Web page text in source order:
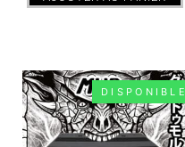
DISPONIBLE